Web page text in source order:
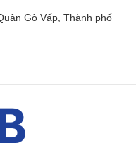
Gò Vấp, Thành phố